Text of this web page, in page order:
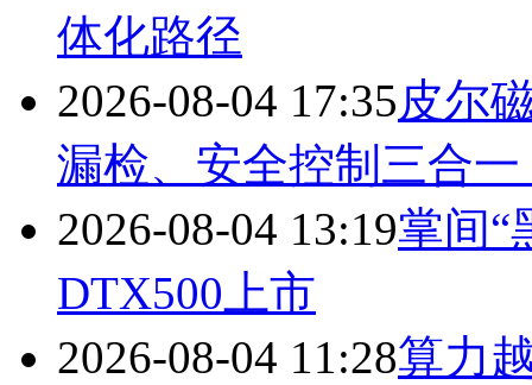
体化路径
2026-08-04 17:35皮尔
漏检、安全控制三合一
2026-08-04 13:19掌间“
DTX500上市
2026-08-04 11:28算力